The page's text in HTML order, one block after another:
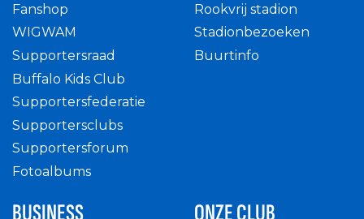
Fanshop
WIGWAM
Supportersraad
Buffalo Kids Club
Supportersfederatie
Supportersclubs
Supportersforum
Fotoalbums
Rookvrij stadion
Stadionbezoeken
Buurtinfo